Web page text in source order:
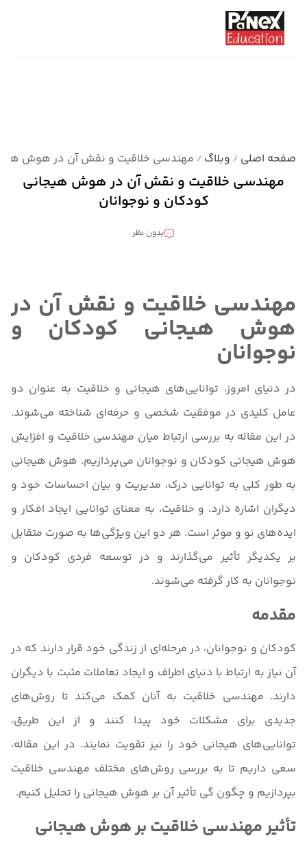
صفحه اصلی / وبلاگ / مهندسی خلاقیت و نقش آن در هوش
مهندسی خلاقیت و نقش آن در هوش هیجانی
کودکان و نوجوانان
بدون نظر
مهندسی خلاقیت و نقش آن در
هوش هیجانی کودکان و
نوجوانان
در دنیای امروز، توانایی‌های هیجانی و خلاقیت به عنوان دو
عامل کلیدی در موفقیت شخصی و حرفه‌ای شناخته می‌شوند.
در این مقاله به بررسی ارتباط میان مهندسی خلاقیت و افزایش
هوش هیجانی کودکان و نوجوانان می‌پردازیم. هوش هیجانی
به طور کلی به توانایی درک، مدیریت و بیان احساسات خود و
دیگران اشاره دارد، و خلاقیت، به معنای توانایی ایجاد افکار و
ایده‌های نو و موثر است. هر دو این ویژگی‌ها به صورت متقابل
بر یکدیگر تأثیر می‌گذارند و در توسعه فردی کودکان و
نوجوانان به کار گرفته می‌شوند.
مقدمه
کودکان و نوجوانان، در مرحله‌ای از زندگی خود قرار دارند که در
آن نیاز به ارتباط با دنیای اطراف و ایجاد تعاملات مثبت با دیگران
دارند. مهندسی خلاقیت به آنان کمک می‌کند تا روش‌های
جدیدی برای مشکلات خود پیدا کنند و از این طریق،
توانایی‌های هیجانی خود را نیز تقویت نمایند. در این مقاله،
سعی داریم تا به بررسی روش‌های مختلف مهندسی خلاقیت
بپردازیم و چگون گی تأثیر آن بر هوش هیجانی را تحلیل کنیم.
تأثیر مهندسی خلاقیت بر هوش هیجانی